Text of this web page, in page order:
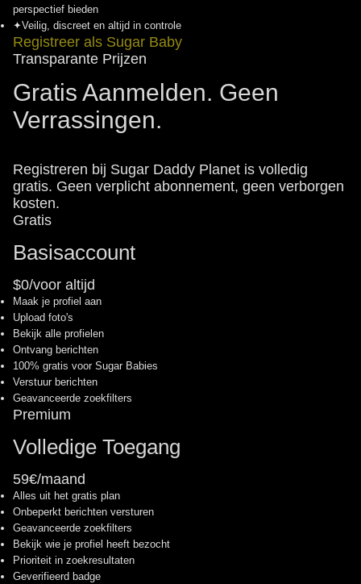
perspectief bieden
✦Veilig, discreet en altijd in controle
Registreer als Sugar Baby
Transparante Prijzen
Gratis Aanmelden. Geen
Verrassingen.
Registreren bij Sugar Daddy Planet is volledig
gratis. Geen verplicht abonnement, geen verborgen
kosten.
Gratis
Basisaccount
$0/voor altijd
Maak je profiel aan
Upload foto's
Bekijk alle profielen
Ontvang berichten
100% gratis voor Sugar Babies
Verstuur berichten
Geavanceerde zoekfilters
Premium
Volledige Toegang
59€/maand
Alles uit het gratis plan
Onbeperkt berichten versturen
Geavanceerde zoekfilters
Bekijk wie je profiel heeft bezocht
Prioriteit in zoekresultaten
Geverifieerd badge